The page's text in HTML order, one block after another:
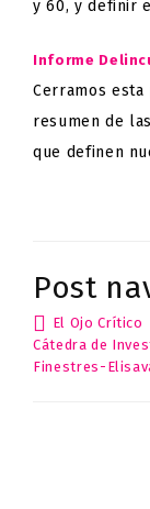
y 60, y definir
Informe
Cerramos
resumen de
que definen
Post
El Ojo Crítico
Cátedra de
Finestres-